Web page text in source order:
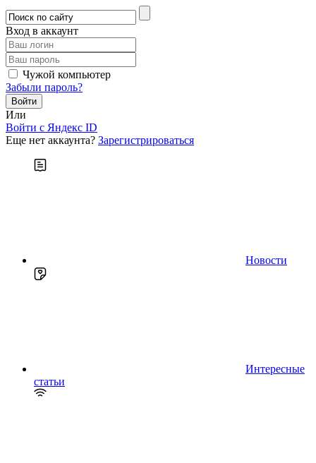
Вход в аккаунт
Чужой компьютер
Забыли пароль?
Или
Войти c Яндекс ID
Еще нет аккаунта? Зарегистрироваться
Новости
Интересные
статьи